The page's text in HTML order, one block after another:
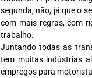
segunda, não, já que o
com mais regras, com
trabalho.
Juntando todas as
tem muitas indústrias
empregos para